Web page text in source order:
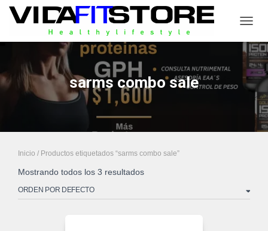
sarms combo sale
Inicio / Productos etiquetados “sarms combo sale”
Mostrando todos los 3 resultados